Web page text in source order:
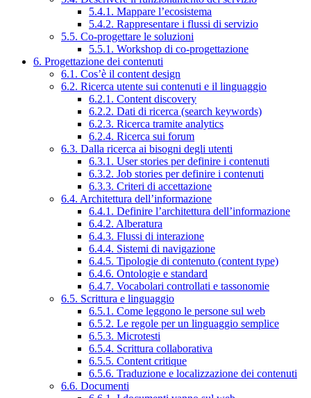
5.4.1. Mappare l’ecosistema
5.4.2. Rappresentare i flussi di servizio
5.5. Co-progettare le soluzioni
5.5.1. Workshop di co-progettazione
6. Progettazione dei contenuti
6.1. Cos’è il content design
6.2. Ricerca utente sui contenuti e il linguaggio
6.2.1. Content discovery
6.2.2. Dati di ricerca (search keywords)
6.2.3. Ricerca tramite analytics
6.2.4. Ricerca sui forum
6.3. Dalla ricerca ai bisogni degli utenti
6.3.1. User stories per definire i contenuti
6.3.2. Job stories per definire i contenuti
6.3.3. Criteri di accettazione
6.4. Architettura dell’informazione
6.4.1. Definire l’architettura dell’informazione
6.4.2. Alberatura
6.4.3. Flussi di interazione
6.4.4. Sistemi di navigazione
6.4.5. Tipologie di contenuto (content type)
6.4.6. Ontologie e standard
6.4.7. Vocabolari controllati e tassonomie
6.5. Scrittura e linguaggio
6.5.1. Come leggono le persone sul web
6.5.2. Le regole per un linguaggio semplice
6.5.3. Microtesti
6.5.4. Scrittura collaborativa
6.5.5. Content critique
6.5.6. Traduzione e localizzazione dei contenuti
6.6. Documenti